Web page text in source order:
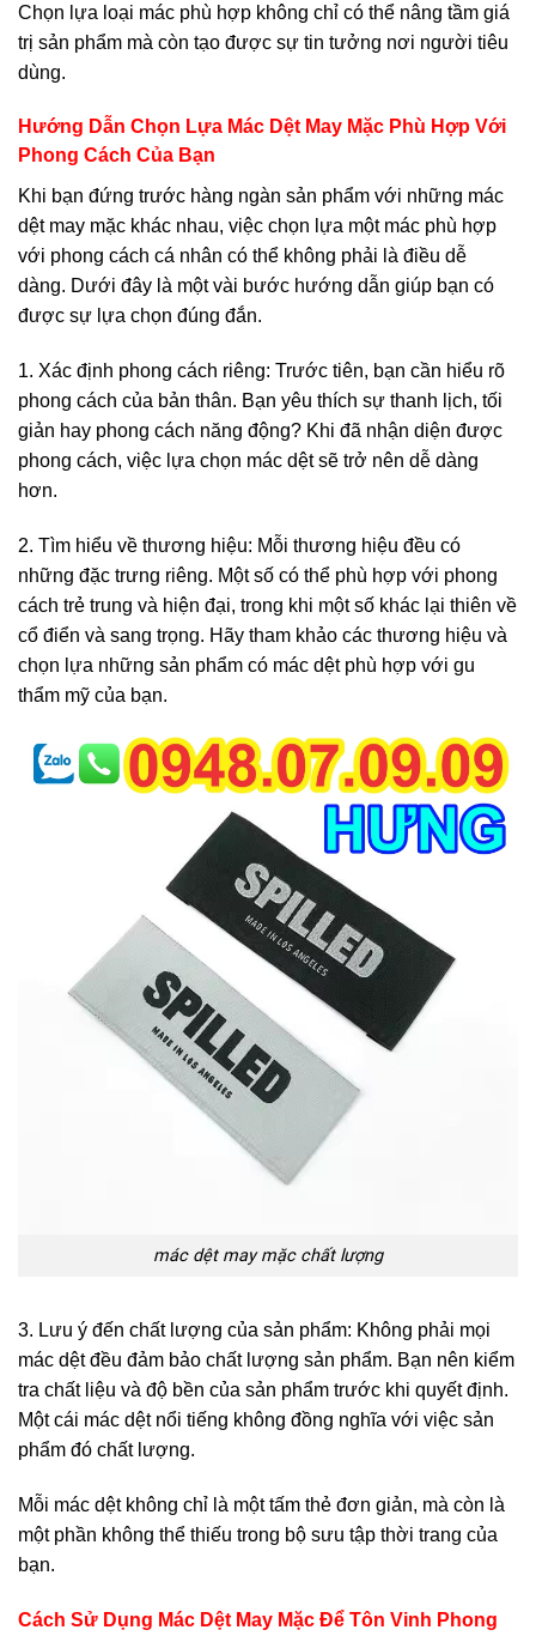
Chọn lựa loại mác phù hợp không chỉ có thể nâng tầm giá
trị sản phẩm mà còn tạo được sự tin tưởng nơi người tiêu
dùng.
Hướng Dẫn Chọn Lựa Mác Dệt May Mặc Phù Hợp Với
Phong Cách Của Bạn
Khi bạn đứng trước hàng ngàn sản phẩm với những mác
dệt may mặc khác nhau, việc chọn lựa một mác phù hợp
với phong cách cá nhân có thể không phải là điều dễ
dàng. Dưới đây là một vài bước hướng dẫn giúp bạn có
được sự lựa chọn đúng đắn.
1. Xác định phong cách riêng: Trước tiên, bạn cần hiểu rõ
phong cách của bản thân. Bạn yêu thích sự thanh lịch, tối
giản hay phong cách năng động? Khi đã nhận diện được
phong cách, việc lựa chọn mác dệt sẽ trở nên dễ dàng
hơn.
2. Tìm hiểu về thương hiệu: Mỗi thương hiệu đều có
những đặc trưng riêng. Một số có thể phù hợp với phong
cách trẻ trung và hiện đại, trong khi một số khác lại thiên về
cổ điển và sang trọng. Hãy tham khảo các thương hiệu và
chọn lựa những sản phẩm có mác dệt phù hợp với gu
thẩm mỹ của bạn.
mác dệt may mặc chất lượng
3. Lưu ý đến chất lượng của sản phẩm: Không phải mọi
mác dệt đều đảm bảo chất lượng sản phẩm. Bạn nên kiểm
tra chất liệu và độ bền của sản phẩm trước khi quyết định.
Một cái mác dệt nổi tiếng không đồng nghĩa với việc sản
phẩm đó chất lượng.
Mỗi mác dệt không chỉ là một tấm thẻ đơn giản, mà còn là
một phần không thể thiếu trong bộ sưu tập thời trang của
bạn.
Cách Sử Dụng Mác Dệt May Mặc Để Tôn Vinh Phong